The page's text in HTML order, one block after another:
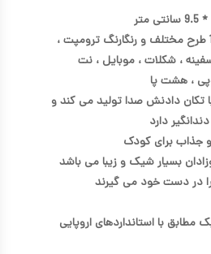
مجموعه ایی دارای 10 طرح مختلف و رنگارنگ ترومپت ،
، شکلات ، موبایل ، نت
، هشت پا
دادنش صدا تولید می کند و
دارد
جذاب برای کودک
بسیار شیک و زیبا می باشد
را در دست خود می گیرند
با استانداردهای اروپایی